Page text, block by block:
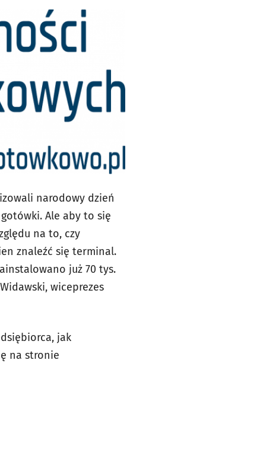
narodowy dzień
Ale aby to się
na to, czy
znaleźć się terminal.
już 70 tys.
wiceprezes
jak
na stronie